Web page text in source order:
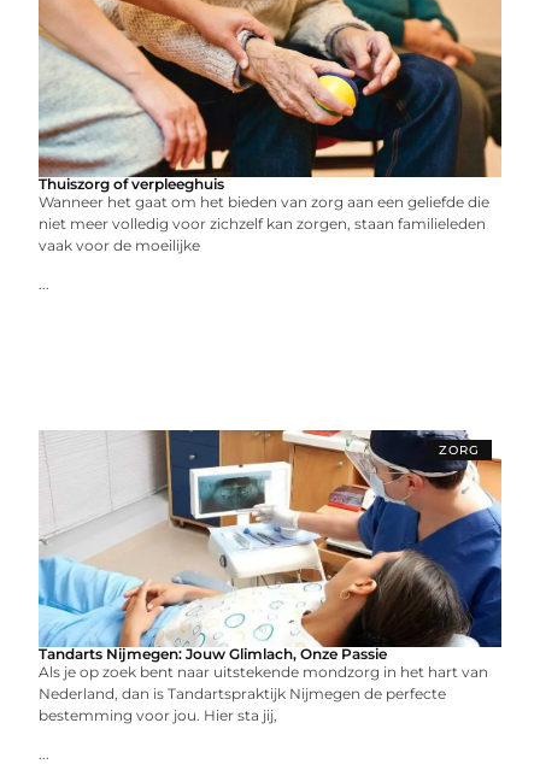
Thuiszorg of verpleeghuis
Wanneer het gaat om het bieden van zorg aan een geliefde die
niet meer volledig voor zichzelf kan zorgen, staan familieleden
vaak voor de moeilijke
...
ZORG
Tandarts Nijmegen: Jouw Glimlach, Onze Passie
Als je op zoek bent naar uitstekende mondzorg in het hart van
Nederland, dan is Tandartspraktijk Nijmegen de perfecte
bestemming voor jou. Hier sta jij,
...